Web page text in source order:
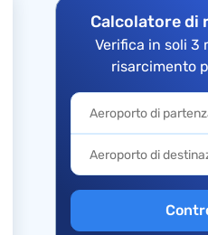
Calcolatore di
Verifica in soli 3
risarcimento